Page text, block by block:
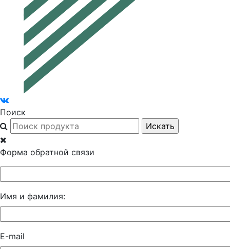
Поиск
Форма обратной связи
Имя и фамилия:
E-mail